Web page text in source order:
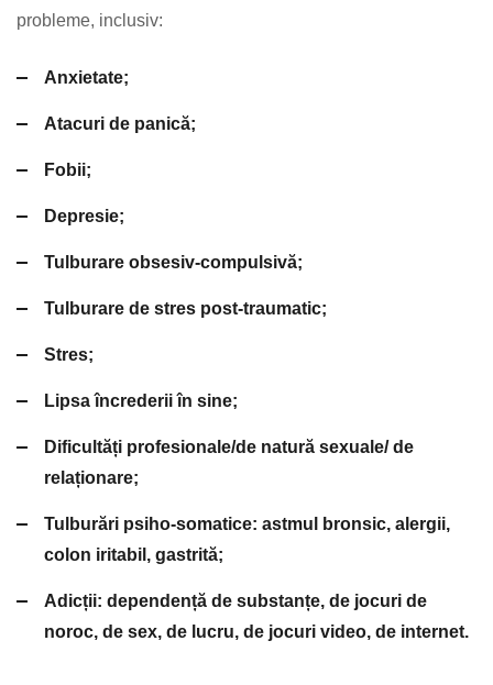
probleme, inclusiv:
Anxietate;
Atacuri de panică;
Fobii;
Depresie;
Tulburare obsesiv-compulsivă;
Tulburare de stres post-traumatic;
Stres;
Lipsa încrederii în sine;
Dificultăți profesionale/de natură sexuale/ de
relaționare;
Tulburări psiho-somatice: astmul bronsic, alergii,
colon iritabil, gastrită;
Adicții: dependență de substanțe, de jocuri de
noroc, de sex, de lucru, de jocuri video, de internet.